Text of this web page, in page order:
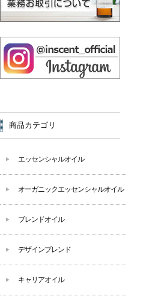
商品カテゴリ
エッセンシャルオイル
オーガニックエッセンシャルオイル
ブレンドオイル
デザインブレンド
キャリアオイル